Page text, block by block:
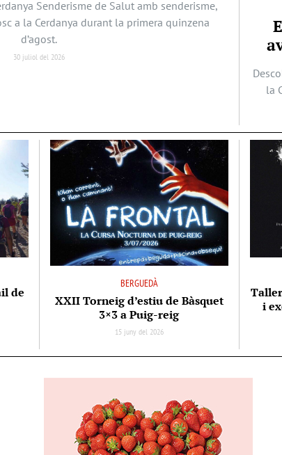
Senderisme de Salut amb senderisme,
a la Cerdanya durant la primera quinzena
d’agost.
30 juliol del 2026
la
de
BERGUEDÀ
XXII Torneig d’estiu de Bàsquet
3×3 a Puig-reig
15 juny del 2026
i